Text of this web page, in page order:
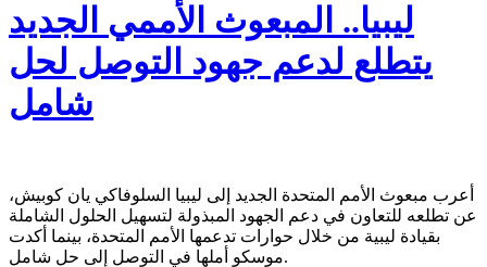
ليبيا.. المبعوث الأممي الجديد
يتطلع لدعم جهود التوصل لحل
شامل
أعرب مبعوث الأمم المتحدة الجديد إلى ليبيا السلوفاكي يان كوبيش،
عن تطلعه للتعاون في دعم الجهود المبذولة لتسهيل الحلول الشاملة
بقيادة ليبية من خلال حوارات تدعمها الأمم المتحدة، بينما أكدت
موسكو أملها في التوصل إلى حل شامل.